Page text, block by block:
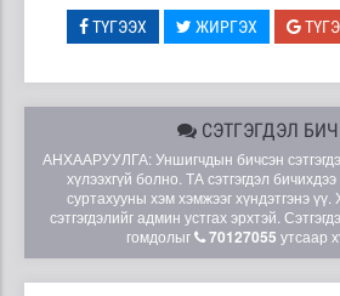
ТҮГЭЭХ ЖИРГЭХ
СЭТГЭГДЭЛ
АНХААРУУЛГА: Уншигчдын бичсэн
хүлээхгүй болно. ТА сэтгэгдэл
суртахууны хэм хэмжээг хүндэтгэнэ
сэтгэгдэлийг админ устгах эрхтэй.
гомдолыг
70127055 утсаар